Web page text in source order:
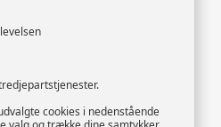
cookies i nedenstående